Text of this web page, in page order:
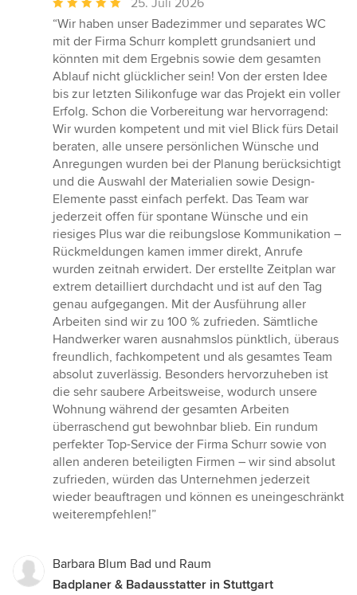
Bewertung:
5
von
5
Sternen
“Wir haben unser Badezimmer und separates WC
mit der Firma Schurr komplett grundsaniert und
könnten mit dem Ergebnis sowie dem gesamten
Ablauf nicht glücklicher sein! Von der ersten Idee
bis zur letzten Silikonfuge war das Projekt ein voller
Erfolg. Schon die Vorbereitung war hervorragend:
Wir wurden kompetent und mit viel Blick fürs Detail
beraten, alle unsere persönlichen Wünsche und
Anregungen wurden bei der Planung berücksichtigt
und die Auswahl der Materialien sowie Design-
Elemente passt einfach perfekt. Das Team war
jederzeit offen für spontane Wünsche und ein
riesiges Plus war die reibungslose Kommunikation –
Rückmeldungen kamen immer direkt, Anrufe
wurden zeitnah erwidert. Der erstellte Zeitplan war
extrem detailliert durchdacht und ist auf den Tag
genau aufgegangen. Mit der Ausführung aller
Arbeiten sind wir zu 100 % zufrieden. Sämtliche
Handwerker waren ausnahmslos pünktlich, überaus
freundlich, fachkompetent und als gesamtes Team
absolut zuverlässig. Besonders hervorzuheben ist
die sehr saubere Arbeitsweise, wodurch unsere
Wohnung während der gesamten Arbeiten
überraschend gut bewohnbar blieb. Ein rundum
perfekter Top-Service der Firma Schurr sowie von
allen anderen beteiligten Firmen – wir sind absolut
zufrieden, würden das Unternehmen jederzeit
wieder beauftragen und können es uneingeschränkt
weiterempfehlen!”
Barbara Blum Bad und Raum
Badplaner & Badausstatter in Stuttgart